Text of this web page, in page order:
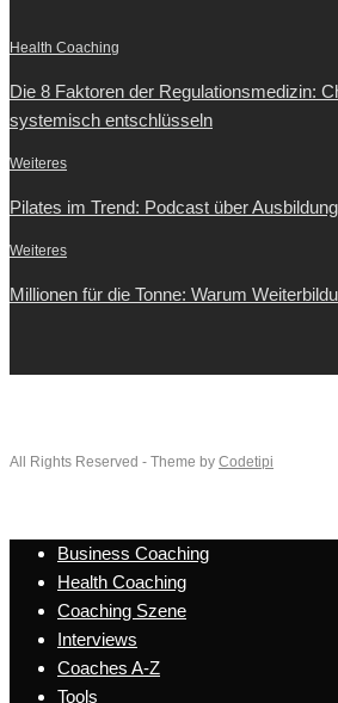
Health Coaching
Die 8 Faktoren der Regulationsmedizin:
systemisch entschlüsseln
Weiteres
Pilates im Trend: Podcast über
Weiteres
Millionen für die Tonne: Warum
All Rights Reserved - Theme by Codetipi
Business Coaching
Health Coaching
Coaching Szene
Interviews
Coaches A-Z
Tools